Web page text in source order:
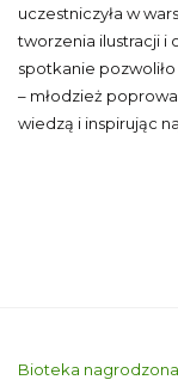
uczestniczyła w
tworzenia ilustracji i
spotkanie
– młodzież
wiedzą i inspirując
Bioteka